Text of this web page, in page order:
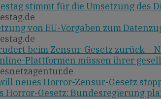
stimmt für die Umsetzung des
von EU-Vorgaben zum
beim Zensur-Gesetz zurück –
Plattformen müssen ihrer
neues Horror-Zensur-Gesetz
Horror-Gesetz: Bundesregierung